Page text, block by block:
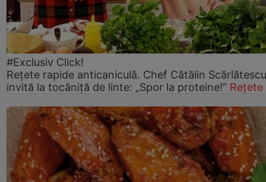
#Exclusiv Click!
Rețete rapide anticaniculă. Chef Cătălin
invită la tocăniță de linte: „Spor la proteine!” Rețete